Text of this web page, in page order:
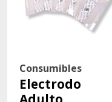
Consumibles
Electrodo